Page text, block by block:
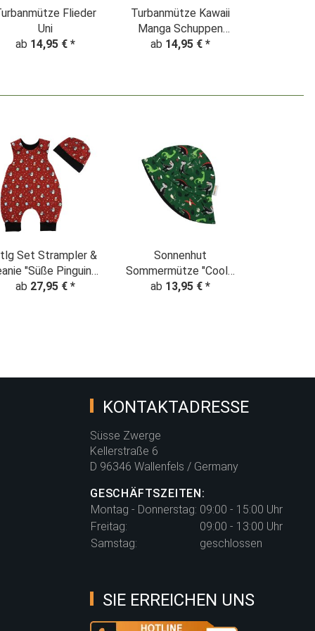
Flieder
Uni
ab 14,95 € *
Turbanmütze Kawaii
Manga Schuppen
Flieder
ab 14,95 € *
Set Strampler &
"Süße Pinguine"
rot
ab 27,95 € *
Sonnenhut
Sommermütze "Coole
Dino Party" grün
ab 13,95 € *
KONTAKTADRESSE
Süsse Zwerge
Kellerstraße 6
D 96346 Wallenfels / Germany
GESCHÄFTSZEITEN:
Montag - Donnerstag: 09:00 - 15:00 Uhr
Freitag:
09:00 - 13:00 Uhr
Samstag:
geschlossen
SIE ERREICHEN UNS